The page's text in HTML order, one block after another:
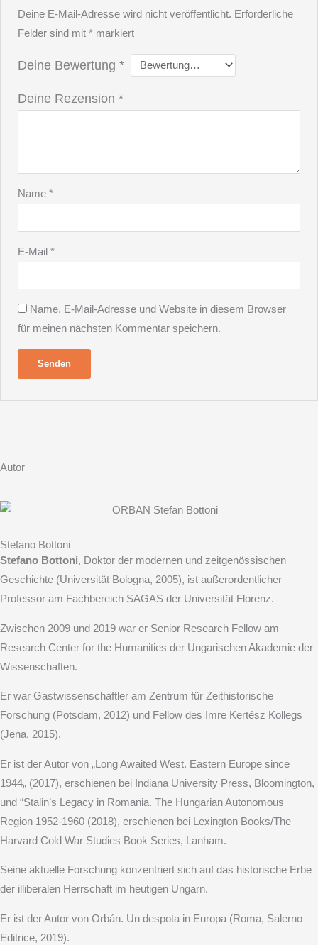
Deine E-Mail-Adresse wird nicht veröffentlicht. Erforderliche
Felder sind mit* markiert
Deine Bewertung*
Deine Rezension*
Name*
E-Mail*
Name, E-Mail-Adresse und Website in diesem Browser
für meinen nächsten Kommentar speichern.
Autor
Stefano Bottoni
Stefano Bottoni, Doktor der modernen und zeitgenössischen
Geschichte (Universität Bologna, 2005), ist außerordentlicher
Professor am Fachbereich SAGAS der Universität Florenz.
Zwischen 2009 und 2019 war er Senior Research Fellow am
Research Center for the Humanities der Ungarischen Akademie der
Wissenschaften.
Er war Gastwissenschaftler am Zentrum für Zeithistorische
Forschung (Potsdam, 2012) und Fellow des Imre Kertész Kollegs
(Jena, 2015).
Er ist der Autor von „Long Awaited West. Eastern Europe since
1944„ (2017), erschienen bei Indiana University Press, Bloomington,
und “Stalin’s Legacy in Romania. The Hungarian Autonomous
Region 1952-1960 (2018), erschienen bei Lexington Books/The
Harvard Cold War Studies Book Series, Lanham.
Seine aktuelle Forschung konzentriert sich auf das historische Erbe
der illiberalen Herrschaft im heutigen Ungarn.
Er ist der Autor von Orbán. Un despota in Europa (Roma, Salerno
Editrice, 2019).